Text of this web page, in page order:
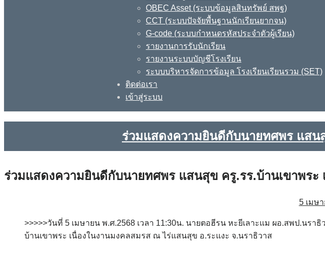
OBEC Asset (ระบบข้อมูลสินทรัพย์ สพฐ)
CCT (ระบบปัจจัยพื้นฐานนักเรียนยากจน)
G-code (ระบบกำหนดรหัสประจำตัวผู้เรียน)
รายงานการรับนักเรียน
รายงานระบบบัญชีโรงเรียน
ระบบบริหารจัดการข้อมูล โรงเรียนเรียนรวม (SET)
ติดต่อเรา
เข้าสู่ระบบ
ร่วมแสดงความยินดีกับนายทศพร แสน
ร่วมแสดงความยินดีกับนายทศพร แสนสุข ครู.รร.บ้านเขาพระ
5 เมษ
>>>>>วันที่ 5 เมษายน พ.ศ.2568 เวลา 11:30น. นายตอฮีรน หะยีเลาะแม ผอ.สพป.น
บ้านเขาพระ เนื่องในงานมงคลสมรส ณ ไร่แสนสุข อ.ระแงะ จ.นราธิวาส